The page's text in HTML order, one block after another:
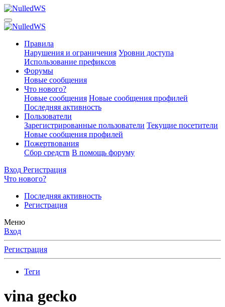
Правила
Нарушения и ограничения Уровни доступа
Использование префиксов
Форумы
Новые сообщения
Что нового?
Новые сообщения Новые сообщения профилей
Последняя активность
Пользователи
Зарегистрированные пользователи Текущие посетители
Новые сообщения профилей
Пожертвования
Сбор средств В помощь форуму
Вход Регистрация
Что нового?
Последняя активность
Регистрация
Меню
Вход
Регистрация
Теги
vina gecko